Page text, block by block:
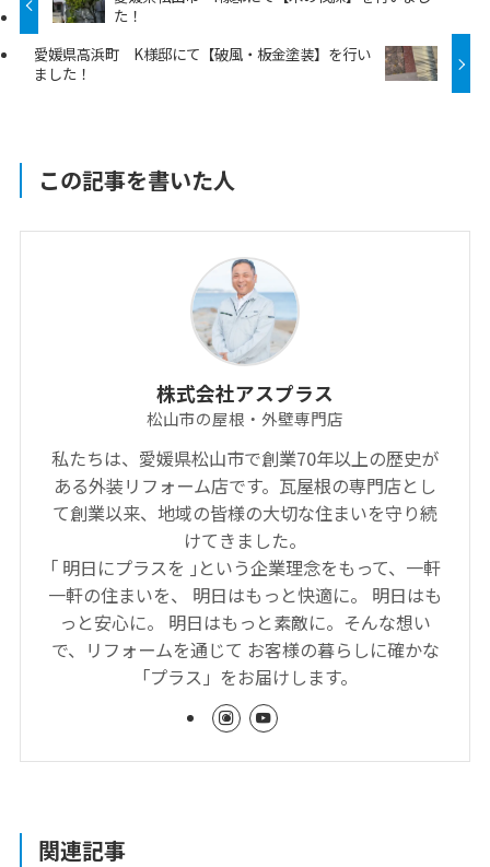
た！
愛媛県高浜町 K様邸にて【破風・板金塗装】を行い
ました！
この記事を書いた人
株式会社アスプラス
松山市の屋根・外壁専門店
私たちは、愛媛県松山市で創業70年以上の歴史が
ある外装リフォーム店です。瓦屋根の専門店とし
て創業以来、地域の皆様の大切な住まいを守り続
けてきました。
｢ 明日にプラスを ｣という企業理念をもって、一軒
一軒の住まいを、 明日はもっと快適に。 明日はも
っと安心に。 明日はもっと素敵に。そんな想い
で、リフォームを通じて お客様の暮らしに確かな
「プラス」をお届けします。
関連記事